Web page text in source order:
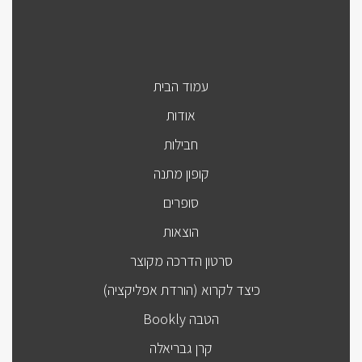
עמוד הבית
אודות
חבילות
קופון מתנה
סופרים
הוצאות
סרטון הדרכה מקוצר
כיצד לקרוא (הורדת אפליקציה)
הטבה Bookly
קרן גבריאלה